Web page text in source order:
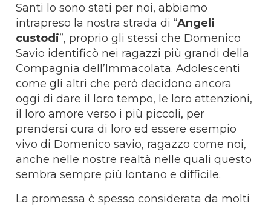
Santi lo sono stati per noi, abbiamo
intrapreso la nostra strada di “Angeli
custodi”, proprio gli stessi che Domenico
Savio identificò nei ragazzi più grandi della
Compagnia dell’Immacolata. Adolescenti
come gli altri che però decidono ancora
oggi di dare il loro tempo, le loro attenzioni,
il loro amore verso i più piccoli, per
prendersi cura di loro ed essere esempio
vivo di Domenico savio, ragazzo come noi,
anche nelle nostre realtà nelle quali questo
sembra sempre più lontano e difficile.
La promessa è spesso considerata da molti